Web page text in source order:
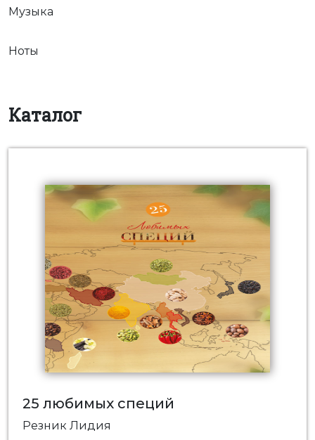
Музыка
Ноты
Каталог
25 любимых специй
Резник Лидия